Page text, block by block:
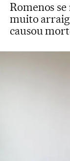
Romenos
muito
causou